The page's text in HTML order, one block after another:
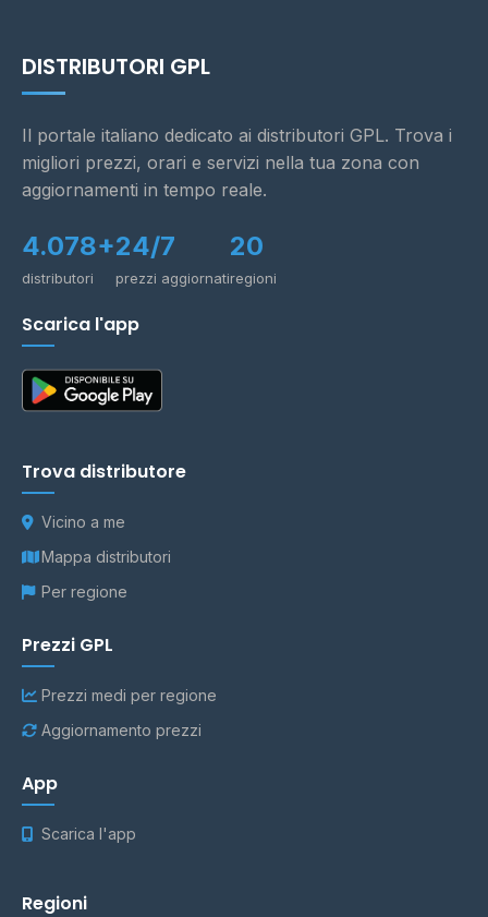
DISTRIBUTORI GPL
Il portale italiano dedicato ai distributori GPL. Trova i
migliori prezzi, orari e servizi nella tua zona con
aggiornamenti in tempo reale.
4.078+
distributori
24/7
prezzi aggiornati
20
regioni
Scarica l'app
Trova distributore
Vicino a me
Mappa distributori
Per regione
Prezzi GPL
Prezzi medi per regione
Aggiornamento prezzi
App
Scarica l'app
Regioni